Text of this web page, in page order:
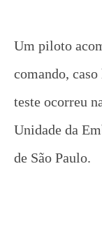
Um piloto
comando,
teste ocorreu
Unidade da
de São Paulo.